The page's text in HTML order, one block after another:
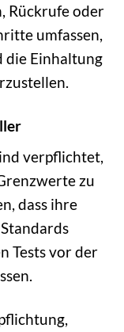
Rückrufe oder
umfassen,
die Einhaltung
verpflichtet,
zu
dass ihre
Tests vor der